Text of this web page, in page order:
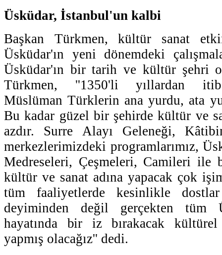
Üsküdar, İstanbul'un kalbi
Başkan Türkmen, kültür sanat
Üsküdar'ın yeni dönemdeki
Üsküdar'ın bir tarih ve kültür şehri
Türkmen, ''1350'li yıllardan
Müslüman Türklerin ana yurdu, ata
Bu kadar güzel bir şehirde kültür ve
azdır. Surre Alayı Geleneği,
merkezlerimizdeki programlarımız,
Medreseleri, Çeşmeleri, Camileri ile
kültür ve sanat adına yapacak çok
tüm faaliyetlerde kesinlikle
deyiminden değil gerçekten tüm
hayatında bir iz bırakacak
yapmış olacağız'' dedi.